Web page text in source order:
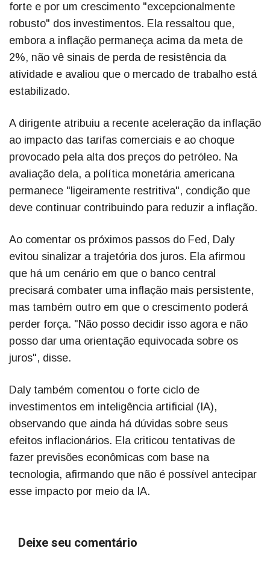
forte e por um crescimento "excepcionalmente
robusto" dos investimentos. Ela ressaltou que,
embora a inflação permaneça acima da meta de
2%, não vê sinais de perda de resistência da
atividade e avaliou que o mercado de trabalho está
estabilizado.
A dirigente atribuiu a recente aceleração da inflação
ao impacto das tarifas comerciais e ao choque
provocado pela alta dos preços do petróleo. Na
avaliação dela, a política monetária americana
permanece "ligeiramente restritiva", condição que
deve continuar contribuindo para reduzir a inflação.
Ao comentar os próximos passos do Fed, Daly
evitou sinalizar a trajetória dos juros. Ela afirmou
que há um cenário em que o banco central
precisará combater uma inflação mais persistente,
mas também outro em que o crescimento poderá
perder força. "Não posso decidir isso agora e não
posso dar uma orientação equivocada sobre os
juros", disse.
Daly também comentou o forte ciclo de
investimentos em inteligência artificial (IA),
observando que ainda há dúvidas sobre seus
efeitos inflacionários. Ela criticou tentativas de
fazer previsões econômicas com base na
tecnologia, afirmando que não é possível antecipar
esse impacto por meio da IA.
Deixe seu comentário